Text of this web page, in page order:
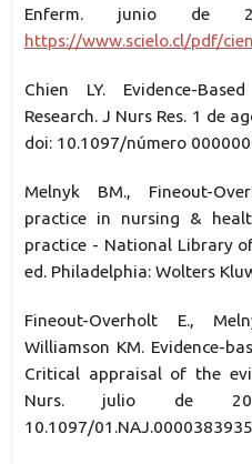
Enferm. junio de
https://www.scielo.cl/pdf/
Chien LY. Evidence-
Research. J Nurs Res. 1 de
doi: 10.1097/número
Melnyk BM., Fineout-
practice in nursing &
practice - National Library
ed. Philadelphia: Wolters
Fineout-Overholt E.,
Williamson KM. Evidence-
Critical appraisal of the
Nurs. julio de
10.1097/